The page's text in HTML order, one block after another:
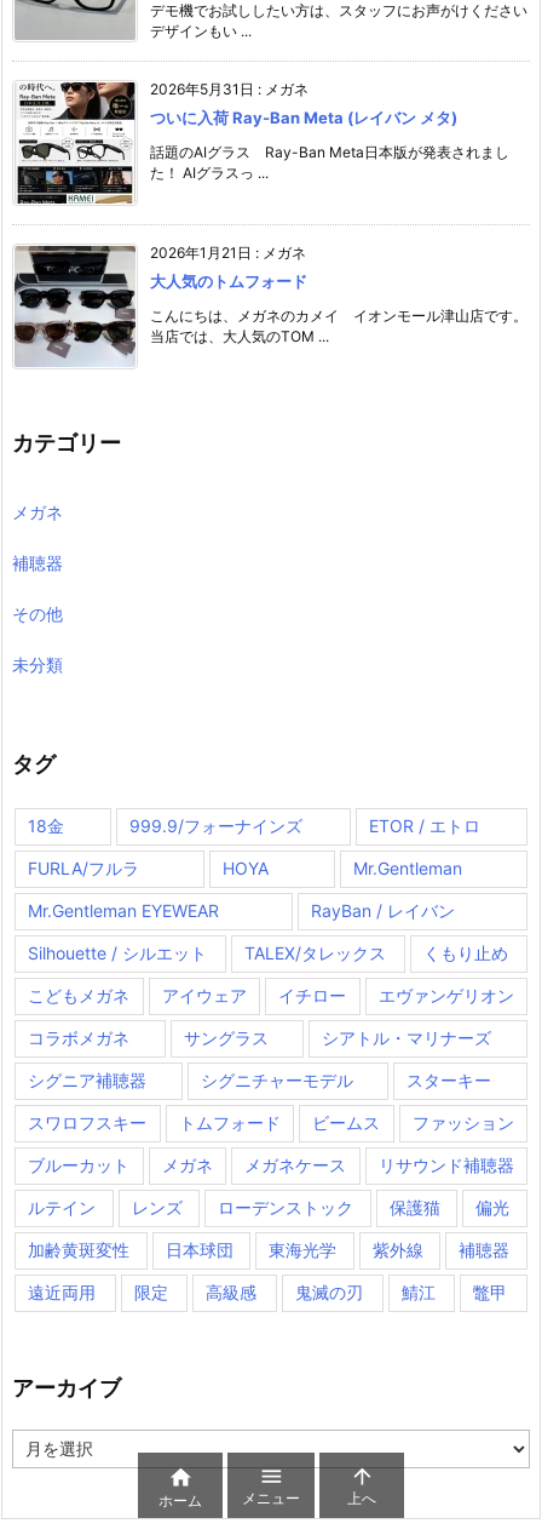
デモ機でお試ししたい方は、スタッフにお声がけください️
デザインもい ...
2026年5月31日 : メガネ
ついに入荷 Ray-Ban Meta (レイバン メタ)
話題のAIグラス Ray-Ban Meta日本版が発表されまし
た！ AIグラスっ ...
2026年1月21日 : メガネ
大人気のトムフォード
こんにちは、メガネのカメイ イオンモール津山店です。
当店では、大人気のTOM ...
カテゴリー
メガネ
補聴器
その他
未分類
タグ
18金 999.9/フォーナインズ ETOR / エトロ
FURLA/フルラ HOYA Mr.Gentleman
Mr.Gentleman EYEWEAR RayBan / レイバン
Silhouette / シルエット TALEX/タレックス くもり止め
こどもメガネ アイウェア イチロー エヴァンゲリオン
コラボメガネ サングラス シアトル・マリナーズ
シグニア補聴器 シグニチャーモデル スターキー
スワロフスキー トムフォード ビームス ファッション
ブルーカット メガネ メガネケース リサウンド補聴器
ルテイン レンズ ローデンストック 保護猫 偏光
加齢黄斑変性 日本球団 東海光学 紫外線 補聴器
遠近両用 限定 高級感 鬼滅の刃 鯖江 鼈甲
アーカイブ
ー

ホーム

メニュー

上へ